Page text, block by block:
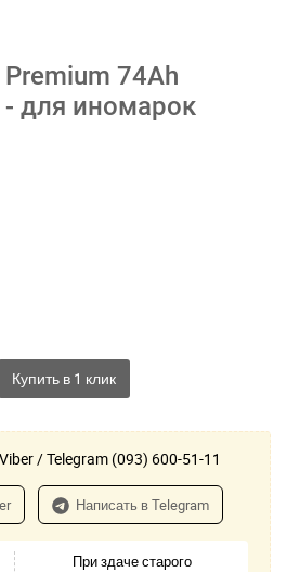
74Ah
- для иномарок
/ Telegram (093) 600-51-11
Написать в Telegram
При здаче старого